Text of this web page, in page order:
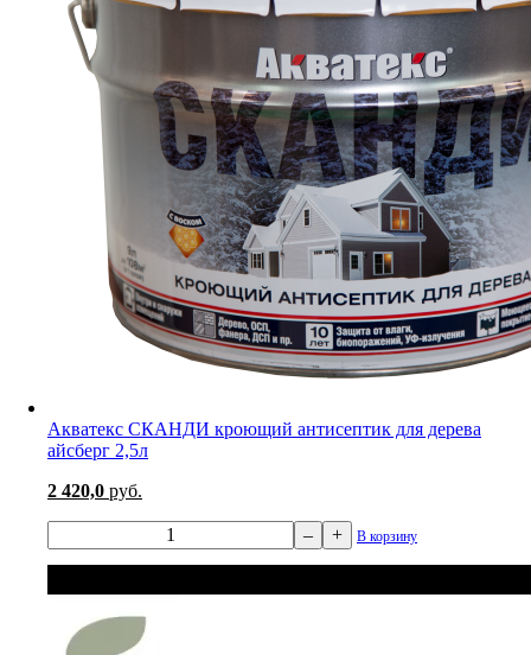
Акватекс СКАНДИ кроющий антисептик для дерева
айсберг 2,5л
2 420,0 руб.
– + В корзину